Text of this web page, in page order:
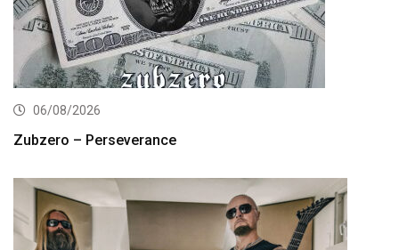
06/08/2026
Zubzero – Perseverance